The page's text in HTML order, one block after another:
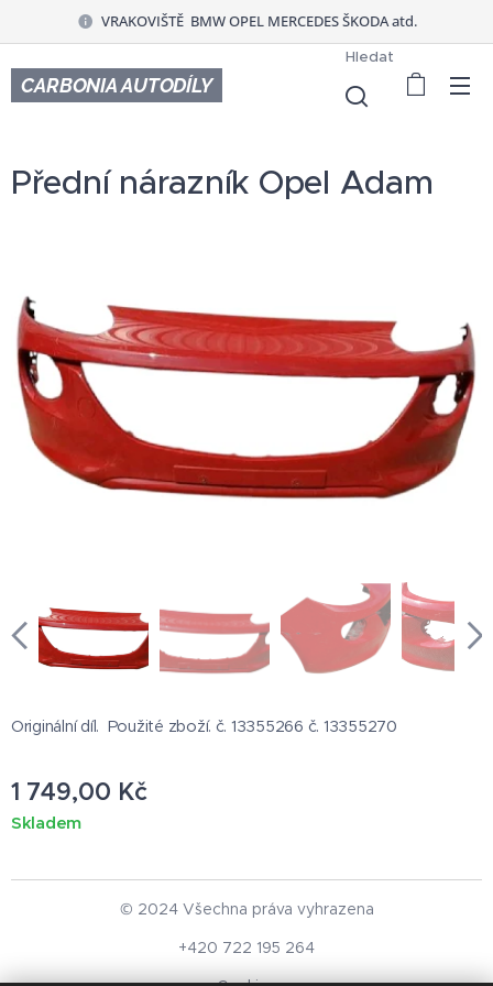
VRAKOVIŠTĚ BMW OPEL MERCEDES ŠKODA atd.
CARBONIA AUTODÍLY
Hledat
Přední nárazník Opel Adam
Originální díl. Použité zboží. č. 13355266 č. 13355270
1 749,00 Kč
Skladem
© 2024 Všechna práva vyhrazena
+420 722 195 264